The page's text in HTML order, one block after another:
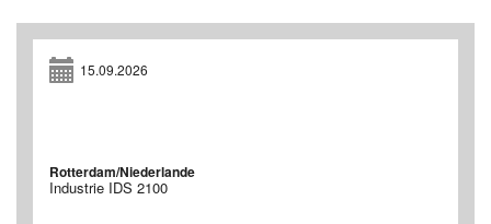
15.09.2026
Rotterdam/Niederlande
Industrie IDS 2100